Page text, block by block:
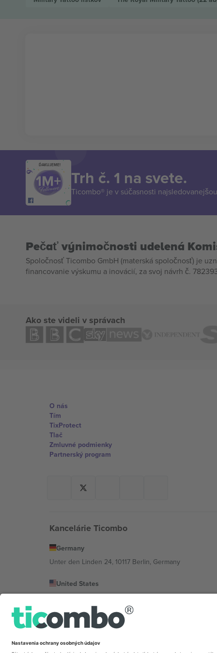
ĎAKUJEME!
Trh č. 1 na svete.
Ticombo® je v súčasnosti
Pečať výnimočnosti udelená
Spoločnosť Ticombo GmbH (materská spoločnosť) je
financovanie výskumu a inovácií, za svoj návrh č.
Ako ste videli v správach
O nás
Tím
TixProtect
Tlač
Zmluvné podmienky
Partnerský program
Kancelárie Ticombo
Germany
Unter den Linden 24, 10117 Berlin, Germany
United States
131 Continental Dr, Suite 305, Newark, Delaware 19713,
Bulgaria